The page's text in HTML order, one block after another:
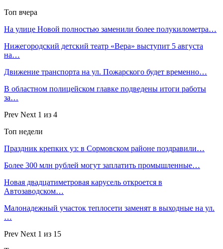
Топ вчера
На улице Новой полностью заменили более полукилометра…
Нижегородский детский театр «Вера» выступит 5 августа
на…
Движение транспорта на ул. Пожарского будет временно…
В областном полицейском главке подведены итоги работы
за…
Prev Next 1 из 4
Топ недели
Праздник крепких уз: в Сормовском районе поздравили…
Более 300 млн рублей могут заплатить промышленные…
Новая двадцатиметровая карусель откроется в
Автозаводском…
Малонадежный участок теплосети заменят в выходные на ул.
…
Prev Next 1 из 15